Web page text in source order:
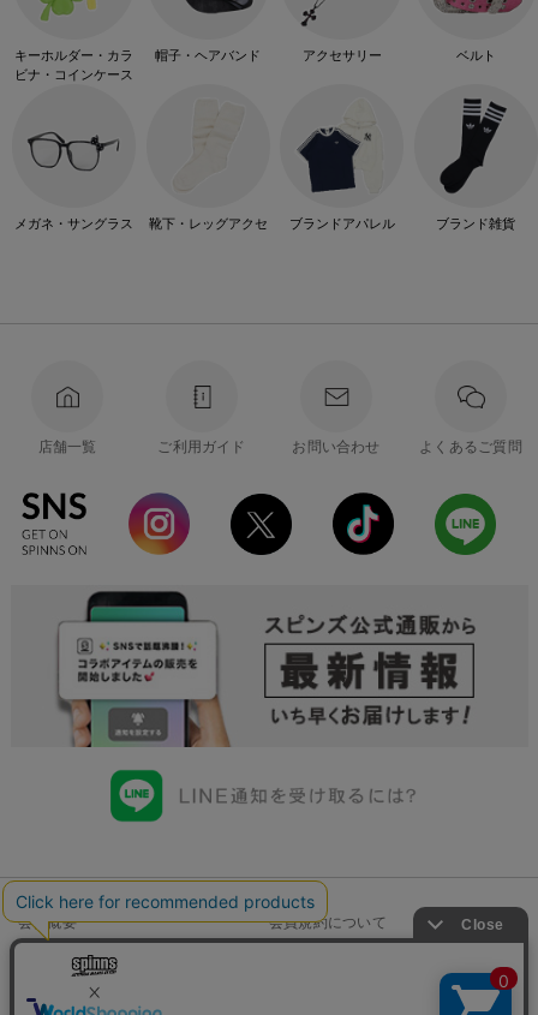
キーホルダー・カラ
ビナ・コインケース
帽子・ヘアバンド アクセサリー ベルト
メガネ・サングラス 靴下・レッグアクセ ブランドアパレル ブランド雑貨
店舗一覧 ご利用ガイド お問い合わせ よくあるご質問
会社概要 会員規約について
店舗一覧
特定商取引法に基づく表示